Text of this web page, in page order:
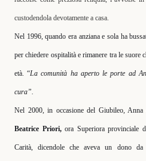
custodendola devotamente a casa.
Nel 1996, quando era anziana e sola ha
per chiedere ospitalità e rimanere tra le suore
età. “La comunità ha aperto le porte ad
cura”.
Nel 2000, in occasione del Giubileo, Anna
Beatrice Priori,ora Superiora provinciale
Carità, dicendole che aveva un dono da